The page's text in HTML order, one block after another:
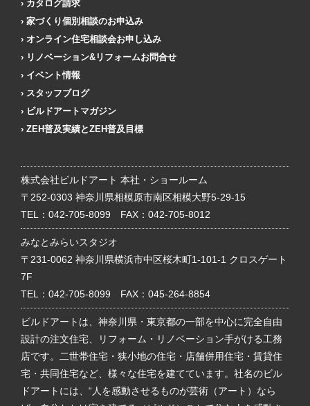
カタログ請求
家づくり個別相談のお申込み
オンライン住宅相談会お申し込み
リノベーション&リフォームお問合せ
イベント情報
スタッフブログ
ビルドアートマガジン
ZEH普及実績とZEH普及目標
株式会社ビルドアート 本社・ショールーム
〒252-0303 神奈川県相模原市南区相模大野5-29-15
TEL： 042-705-8099 FAX：042-705-8012
みなとみらいスタジオ
〒231-0062 神奈川県横浜市中区桜木町1-101-1 クロスゲート
7F
TEL： 042-705-8099 FAX：045-264-8854
ビルドアートは、神奈川県・東京都の一部を中心に完全自由
設計の注文住宅、リフォーム・リノベーション手がける工務
店です。二世帯住宅・狭小地の住宅・店舗併用住宅・賃貸住
宅・共同住宅など、様々な住宅を建てています。社名のビル
ドアートには、“人を感動させるものが芸術（アート）なら